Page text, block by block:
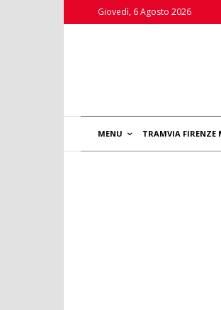
Giovedì, 6 Agosto 2026
MENU TRAMVIA FIRENZE